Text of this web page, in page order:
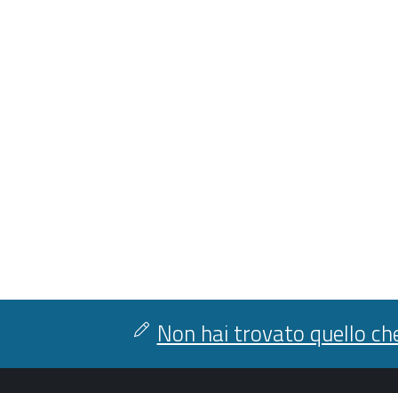
Non hai trovato quello